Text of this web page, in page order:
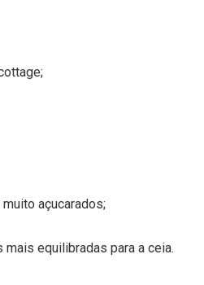
açucarados;
equilibradas para a ceia.